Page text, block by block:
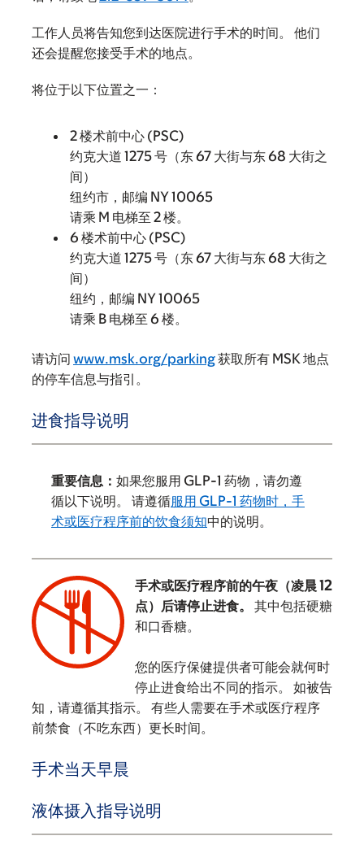
工作人员将告知您到达医院进行手术的时间。 他们
还会提醒您接受手术的地点。
将位于以下位置之一：
2 楼术前中心 (PSC)
约克大道 1275 号（东 67 大街与东 68 大街之
间）
纽约市，邮编 NY 10065
请乘 M 电梯至 2 楼。
6 楼术前中心 (PSC)
约克大道 1275 号（东 67 大街与东 68 大街之
间）
纽约，邮编 NY 10065
请乘 B 电梯至 6 楼。
请访问 www.msk.org/parking获取所有 MSK 地点
的停车信息与指引。
进食指导说明
重要信息： 如果您服用 GLP-1 药物，请勿遵
循以下说明。 请遵循服用 GLP-1 药物时，手
术或医疗程序前的饮食须知中的说明。
手术或医疗程序前的午夜（凌晨 12
点）后请停止进食。
其中包括硬糖
和口香糖。
您的医疗保健提供者可能会就何时
停止进食给出不同的指示。 如被告
知，请遵循其指示。 有些人需要在手术或医疗程序
前禁食（不吃东西）更长时间。
手术当天早晨
液体摄入指导说明